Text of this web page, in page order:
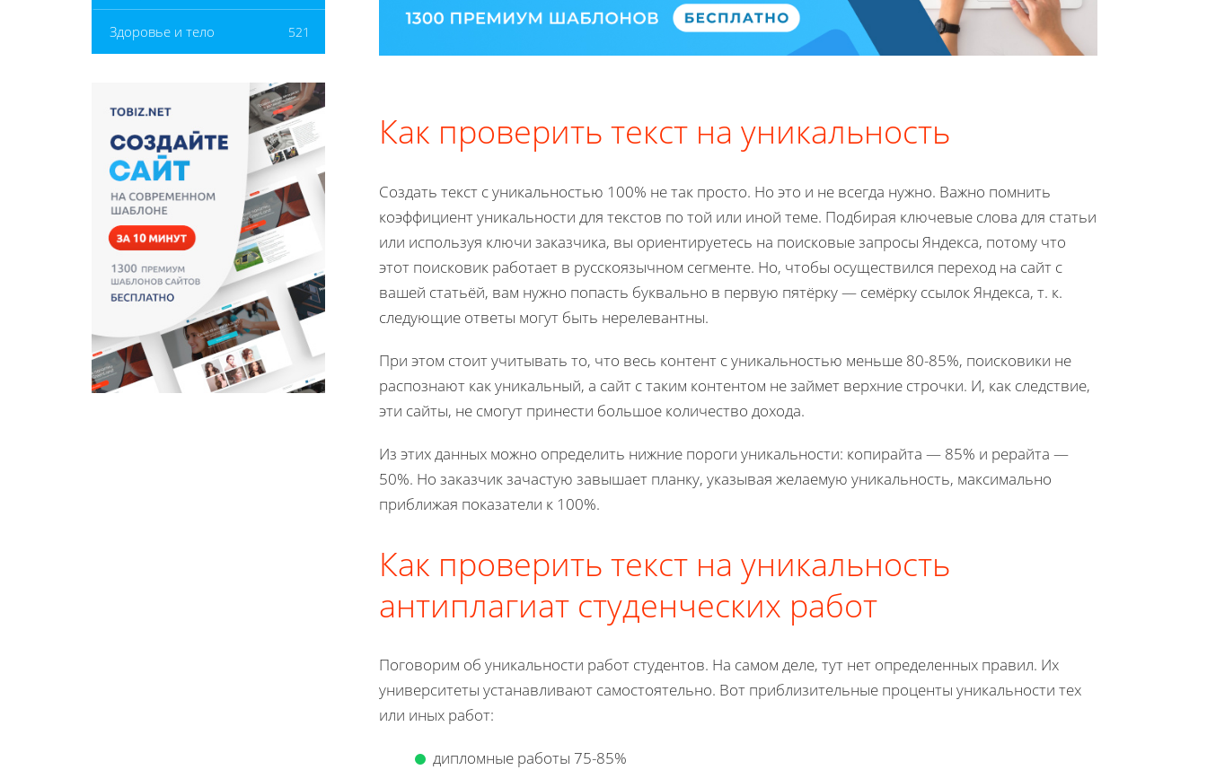
Здоровье и тело 521
Как проверить текст на уникальность
Создать текст с уникальностью 100% не так просто. Но это и не всегда нужно. Важно помнить
коэффициент уникальности для текстов по той или иной теме. Подбирая ключевые слова для статьи
или используя ключи заказчика, вы ориентируетесь на поисковые запросы Яндекса, потому что
этот поисковик работает в русскоязычном сегменте. Но, чтобы осуществился переход на сайт с
вашей статьёй, вам нужно попасть буквально в первую пятёрку — семёрку ссылок Яндекса, т. к.
следующие ответы могут быть нерелевантны.
При этом стоит учитывать то, что весь контент с уникальностью меньше 80-85%, поисковики не
распознают как уникальный, а сайт с таким контентом не займет верхние строчки. И, как следствие,
эти сайты, не смогут принести большое количество дохода.
Из этих данных можно определить нижние пороги уникальности: копирайта — 85% и рерайта —
50%. Но заказчик зачастую завышает планку, указывая желаемую уникальность, максимально
приближая показатели к 100%.
Как проверить текст на уникальность
антиплагиат студенческих работ
Поговорим об уникальности работ студентов. На самом деле, тут нет определенных правил. Их
университеты устанавливают самостоятельно. Вот приблизительные проценты уникальности тех
или иных работ:
дипломные работы 75-85%